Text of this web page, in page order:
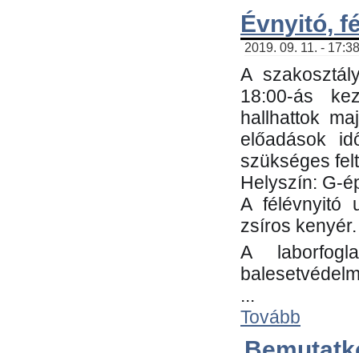
Évnyitó,
2019. 09. 11. -
A
18:00-ás
hallhattok
előadások
szükséges
Helyszín: G-
A félévnyitó
zsíros kenyér.
A
...
Tovább